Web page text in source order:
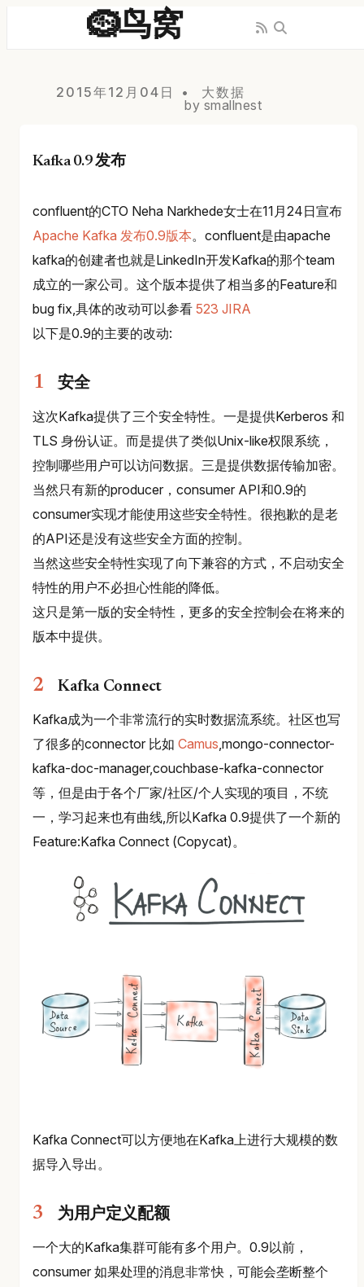
🪹鸟窝
2015年12月04日
大数据
by smallnest
Kafka 0.9 发布
confluent的CTO Neha Narkhede女士在11月24日宣布
Apache Kafka 发布0.9版本。confluent是由apache
kafka的创建者也就是LinkedIn开发Kafka的那个team
成立的一家公司。这个版本提供了相当多的Feature和
bug fix,具体的改动可以参看 523 JIRA
以下是0.9的主要的改动:
安全
这次Kafka提供了三个安全特性。一是提供Kerberos 和
TLS 身份认证。而是提供了类似Unix-like权限系统，
控制哪些用户可以访问数据。三是提供数据传输加密。
当然只有新的producer，consumer API和0.9的
consumer实现才能使用这些安全特性。很抱歉的是老
的API还是没有这些安全方面的控制。
当然这些安全特性实现了向下兼容的方式，不启动安全
特性的用户不必担心性能的降低。
这只是第一版的安全特性，更多的安全控制会在将来的
版本中提供。
Kafka Connect
Kafka成为一个非常流行的实时数据流系统。社区也写
了很多的connector 比如 Camus,mongo-connector-
kafka-doc-manager,couchbase-kafka-connector
等，但是由于各个厂家/社区/个人实现的项目，不统
一，学习起来也有曲线,所以Kafka 0.9提供了一个新的
Feature:Kafka Connect (Copycat)。
Kafka Connect可以方便地在Kafka上进行大规模的数
据导入导出。
为用户定义配额
一个大的Kafka集群可能有多个用户。0.9以前，
consumer 如果处理的消息非常快，可能会垄断整个